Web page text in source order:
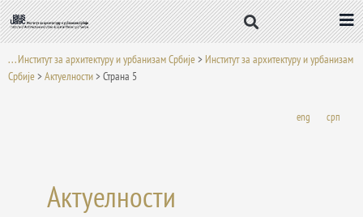
Пређи
на
садржај
. . . Институт за архитектуру и урбанизам Србије> Институт за архитектуру и урбанизам
Србије>Актуелности>Страна 5
eng срп
Актуелности